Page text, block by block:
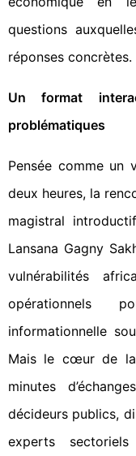
questions
réponses concrètes.
Un format
problématiques
Pensée comme un
deux heures, la
magistral
Lansana Gagny
vulnérabilités
opérationnels
informationnelle
Mais le cœur de la
minutes
décideurs publics,
experts